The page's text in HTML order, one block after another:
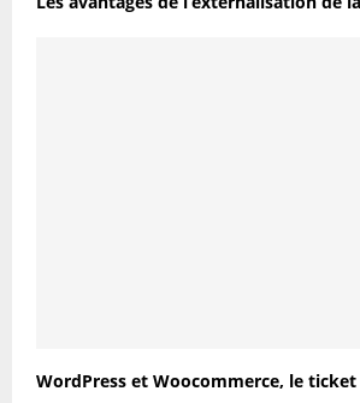
WordPress et Woocommerce, le